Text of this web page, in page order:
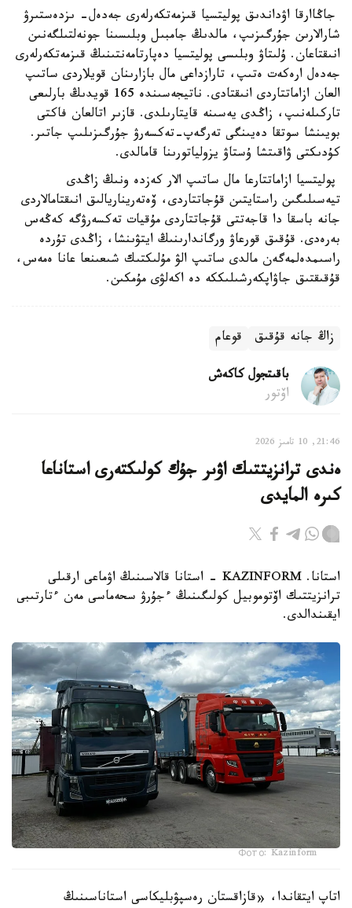
جاڭاارقا اۋداندىق پوليتسيا قىزمەتكەرلەرى جەدەل- ىزدەستىرۋ
شارالارىن جۇرگىزىپ، مالدىڭ جامبىل وبلىسىنا جونەلتىلگەنىن
انىقتاعان. ۇلىتاۋ وبلىسى پوليتسيا دەپارتامەنتىنىڭ قىزمەتكەرلەرى
جەدەل ارەكەت ەتىپ، تارازداعى مال بازارىنان قويلاردى ساتىپ
العان ازاماتتاردى انىقتادى. ناتيجەسىندە 165 قويدىڭ بارلىعى
تاركىلەنىپ، زاڭدى يەسىنە قايتارىلدى. قازىر اتالعان فاكتى
بويىنشا سوتقا دەيىنگى تەرگەپ-تەكسەرۋ جۇرگىزىلىپ جاتىر.
كۇدىكتى ۋاقىتشا ۇستاۋ يزولياتورىنا قامالدى.
پوليتسيا ازاماتتارعا مال ساتىپ الار كەزدە ونىڭ زاڭدى
تيەسىلىگىن راستايتىن قۇجاتتاردى، ۆەتەريناريالىق انىقتامالاردى
جانە باسقا دا قاجەتتى قۇجاتتاردى مۇقيات تەكسەرۋگە كەڭەس
بەرەدى. قۇقىق قورعاۋ ورگاندارىنىڭ ايتۋىنشا، زاڭدى تۇردە
راسىمدەلمەگەن مالدى ساتىپ الۋ مۇلىكتىك شىعىنعا عانا ەمەس،
قۇقىقتىق جاۋاپكەرشىلىككە دە اكەلۋى مۇمكىن.
زاڭ جانە قۇقىق قوعام
باقىتجول كاكەش
اۆتور
21:46, 10 تامىز 2026
ەندى ترانزيتتىك اۋىر جۇك كولىكتەرى استاناعا
كىرە المايدى
استانا. KAZINFORM - استانا قالاسىنىڭ اۋماعى ارقىلى
ترانزيتتىك اۆتوموبيل كولىگىنىڭ ءجۇرۋ سحەماسى مەن ءتارتىبى
ايقىندالدى.
Фото: Kazinform
اتاپ ايتقاندا، «قازاقستان رەسپۋبليكاسى استاناسىنىڭ